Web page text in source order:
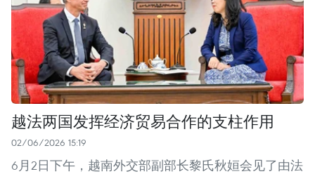
越法两国发挥经济贸易合作的支柱作用
02/06/2026 15:19
6月2日下午，越南外交部副部长黎氏秋姮会见了由法